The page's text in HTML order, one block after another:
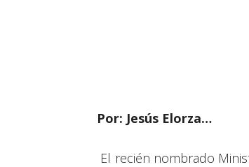
Por: Jesús Elorza…
El recién nombrado